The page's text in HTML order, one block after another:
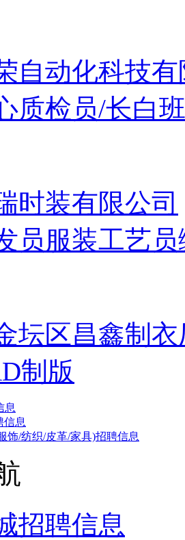
自动化科技
质检员/长白班
时装有限公司
员服装工艺员
坛区昌鑫制衣
制版
息
信息
饰/纺织/皮革/家具)招聘信息
招聘信息